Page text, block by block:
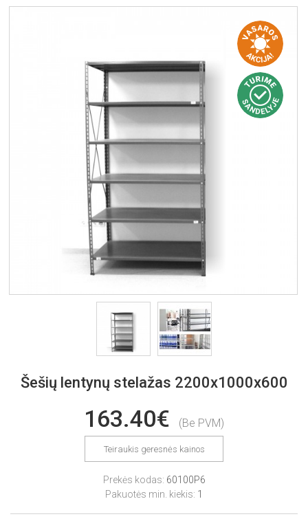
Šešių lentynų stelažas 2200x1000x600
163.40€ (Be PVM)
Teiraukis geresnės kainos
Prekės kodas: 60100P6
Pakuotės min. kiekis: 1